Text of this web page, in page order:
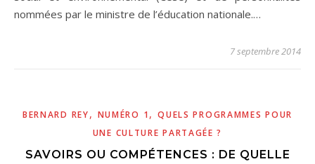
nommées par le ministre de l’éducation nationale.…
7 septembre 2014
BERNARD REY, NUMÉRO 1,QUELS PROGRAMMES POUR
UNE CULTURE PARTAGÉE ?
SAVOIRS OU COMPÉTENCES : DE QUELLE